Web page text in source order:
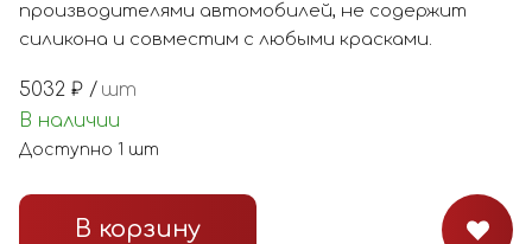
производителями автомобилей, не содержит
силикона и совместим с любыми красками.
5032 ₽ / шт
В наличии
Доступно 1 шт
В корзину